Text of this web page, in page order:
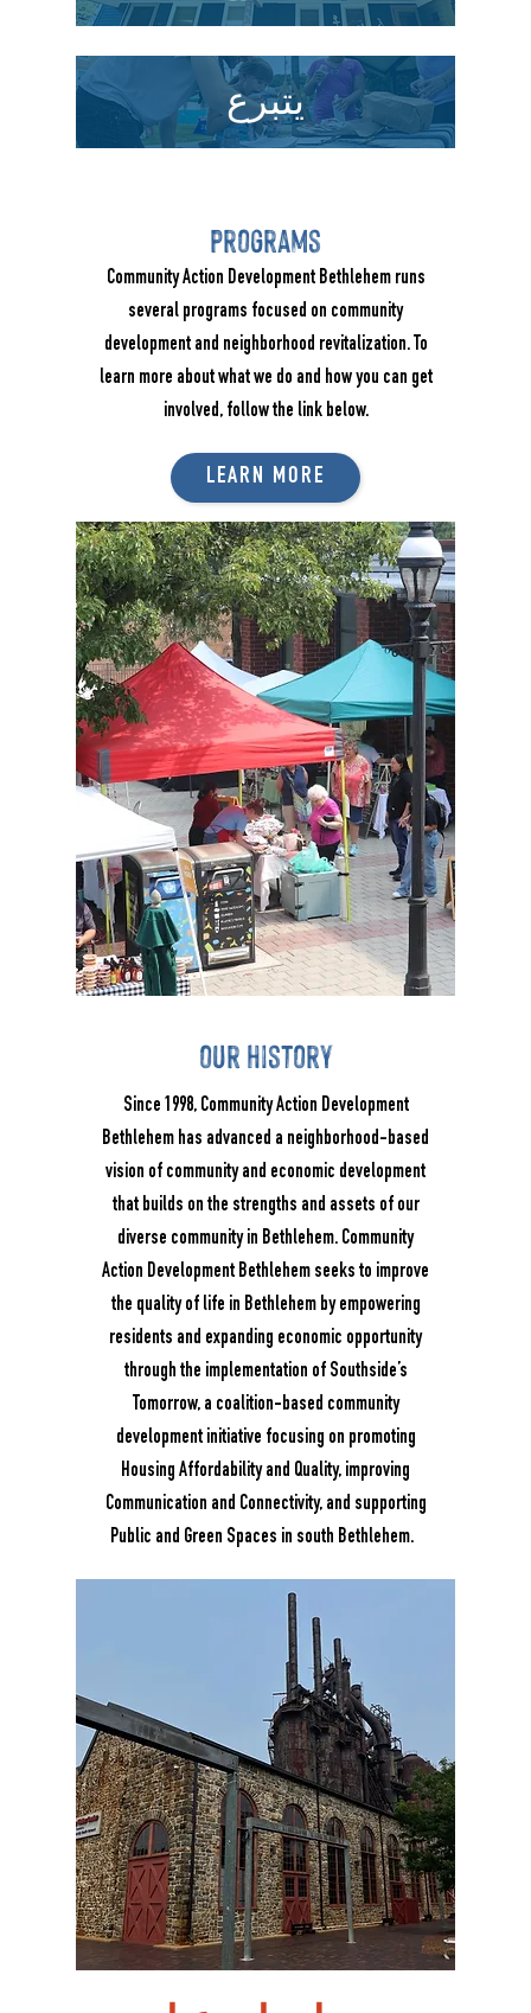
يتبرع
programs
Community Action Development Bethlehem runs
several programs focused on community
development and neighborhood revitalization. To
learn more about what we do and how you can get
involved, follow the link below.
LEARN MORE
our history
Since 1998, Community Action Development
Bethlehem has advanced a neighborhood-based
vision of community and economic development
that builds on the strengths and assets of our
diverse community in Bethlehem. Community
Action Development Bethlehem seeks to improve
the quality of life in Bethlehem by empowering
residents and expanding economic opportunity
through the implementation of Southside’s
Tomorrow, a coalition-based community
development initiative focusing on promoting
Housing Affordability and Quality, improving
Communication and Connectivity, and supporting
Public and Green Spaces in south Bethlehem.